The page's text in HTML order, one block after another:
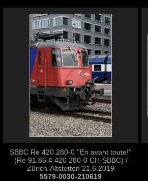
SBBC Re 420.280-0 ''En avant toute!''
(Re 91 85 4 420 280-0 CH-SBBC) /
Zürich-Altstetten 21.6.2019
5579-0030-210619